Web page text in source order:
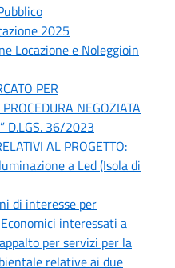
2025
Locazione e Noleggioin
PER
NEGOZIATA
D.LGS. 36/2023
AL PROGETTO:
a Led (Isola di
di interesse per
interessati a
per servizi per la
relative ai due